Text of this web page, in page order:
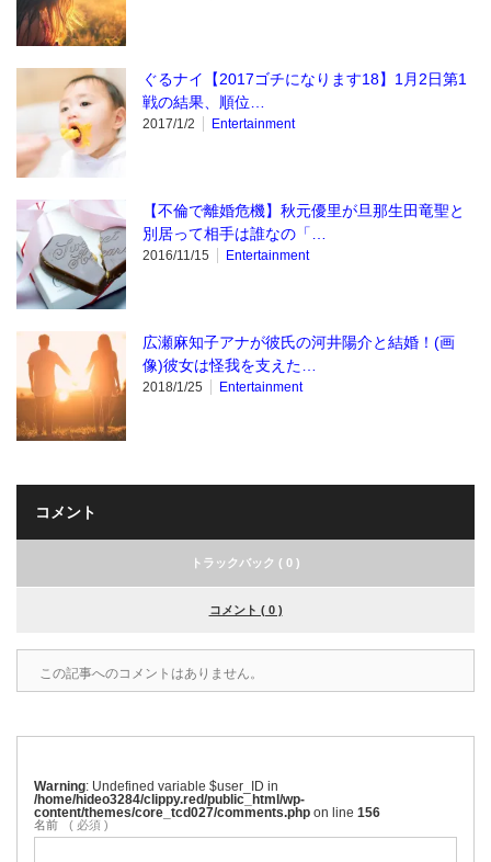
ぐるナイ【2017ゴチになります18】1月2日第1
戦の結果、順位…
2017/1/2 Entertainment
【不倫で離婚危機】秋元優里が旦那生田竜聖と
別居って相手は誰なの「…
2016/11/15 Entertainment
広瀬麻知子アナが彼氏の河井陽介と結婚！(画
像)彼女は怪我を支えた…
2018/1/25 Entertainment
コメント
トラックバック ( 0 )
コメント ( 0 )
この記事へのコメントはありません。
Warning : Undefined variable $user_ID in
/home/hideo3284/clippy.red/public_html/wp-
content/themes/core_tcd027/comments.php on line 156
名前 ( 必須 )